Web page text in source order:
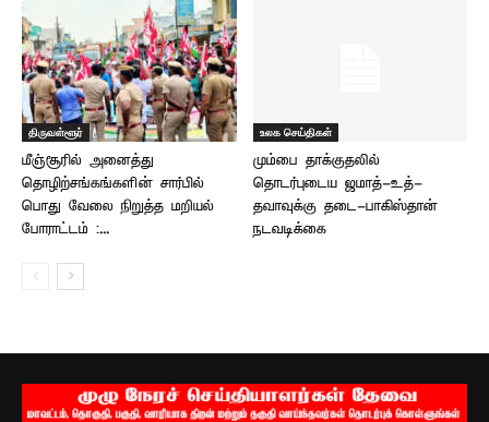
திருவள்ளூர்
மீஞ்சூரில் அனைத்து
தொழிற்சங்கங்களின் சார்பில்
பொது வேலை நிறுத்த மறியல்
போராட்டம் :...
உலக செய்திகள்
மும்பை தாக்குதலில்
தொடர்புடைய ஜமாத்-உத்-
தவாவுக்கு தடை-பாகிஸ்தான்
நடவடிக்கை